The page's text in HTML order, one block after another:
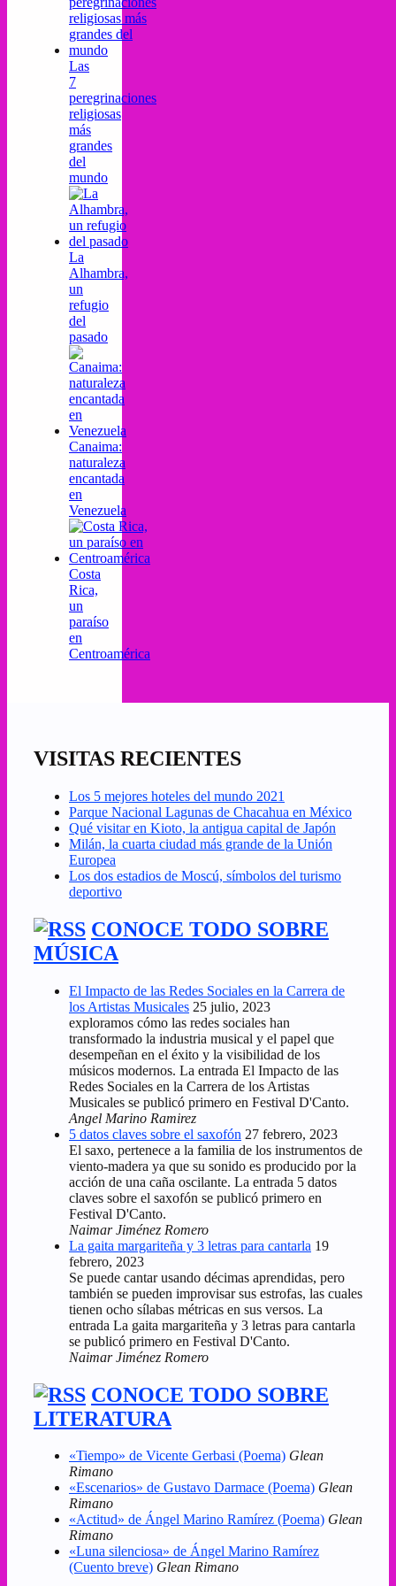
Las
7
peregrinaciones
religiosas
más
grandes
del
mundo
La
Alhambra,
un
refugio
del
pasado
Canaima:
naturaleza
encantada
en
Venezuela
Costa
Rica,
un
paraíso
en
Centroamérica
VISITAS RECIENTES
Los 5 mejores hoteles del mundo 2021
Parque Nacional Lagunas de Chacahua en México
Qué visitar en Kioto, la antigua capital de Japón
Milán, la cuarta ciudad más grande de la Unión
Europea
Los dos estadios de Moscú, símbolos del turismo
deportivo
CONOCE TODO SOBRE
MÚSICA
El Impacto de las Redes Sociales en la Carrera de
los Artistas Musicales 25 julio, 2023
exploramos cómo las redes sociales han
transformado la industria musical y el papel que
desempeñan en el éxito y la visibilidad de los
músicos modernos. La entrada El Impacto de las
Redes Sociales en la Carrera de los Artistas
Musicales se publicó primero en Festival D'Canto.
Angel Marino Ramirez
5 datos claves sobre el saxofón 27 febrero, 2023
El saxo, pertenece a la familia de los instrumentos de
viento-madera ya que su sonido es producido por la
acción de una caña oscilante. La entrada 5 datos
claves sobre el saxofón se publicó primero en
Festival D'Canto.
Naimar Jiménez Romero
La gaita margariteña y 3 letras para cantarla 19
febrero, 2023
Se puede cantar usando décimas aprendidas, pero
también se pueden improvisar sus estrofas, las cuales
tienen ocho sílabas métricas en sus versos. La
entrada La gaita margariteña y 3 letras para cantarla
se publicó primero en Festival D'Canto.
Naimar Jiménez Romero
CONOCE TODO SOBRE
LITERATURA
«Tiempo» de Vicente Gerbasi (Poema) Glean
Rimano
«Escenarios» de Gustavo Darmace (Poema) Glean
Rimano
«Actitud» de Ángel Marino Ramírez (Poema) Glean
Rimano
«Luna silenciosa» de Ángel Marino Ramírez
(Cuento breve) Glean Rimano